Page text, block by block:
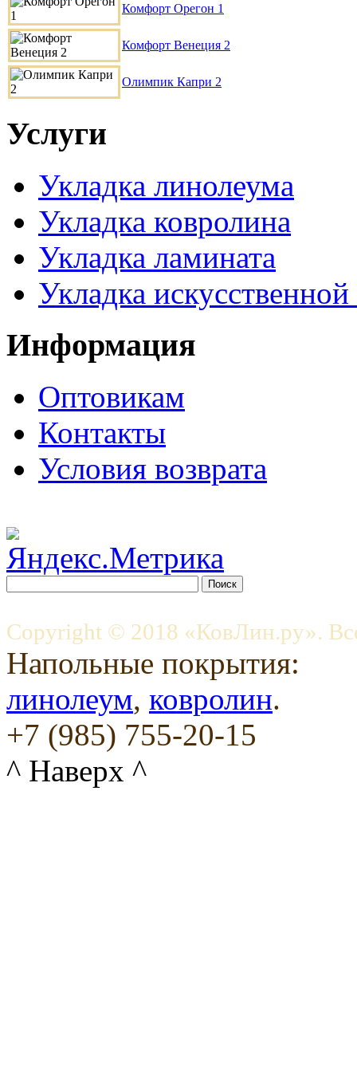
Комфорт Орегон 1
Комфорт Венеция 2
Олимпик Капри 2
Услуги
Укладка линолеума
Укладка ковролина
Укладка ламината
Укладка
Информация
Оптовикам
Контакты
Условия возврата
Copyright © 2018 «КовЛин.ру».
Напольные покрытия:
линолеум, ковролин.
+7 (985) 755-20-15
^ Наверх ^